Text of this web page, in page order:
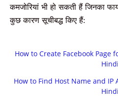
कमजोरियां भीहो सकती हैं जिनका
कुछ कारण सूचीबद्ध किए हैं:
How to Create Facebook Page
Hindi
How to Find Host Name and
Hindi